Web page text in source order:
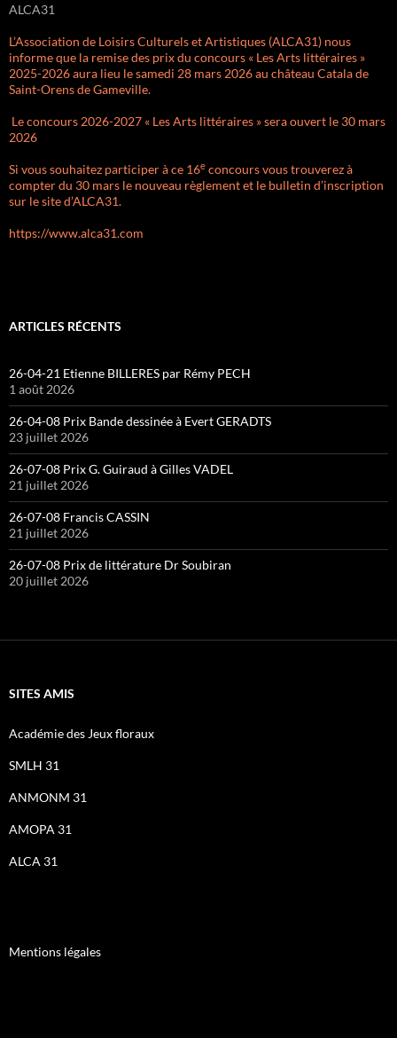
ALCA31
L’Association de Loisirs Culturels et Artistiques (ALCA31) nous
informe que la remise des prix du concours « Les Arts littéraires »
2025-2026 aura lieu le samedi 28 mars 2026 au château Catala de
Saint-Orens de Gameville.
Le concours 2026-2027 « Les Arts littéraires » sera ouvert le 30 mars
2026
Si vous souhaitez participer à ce 16e concours vous trouverez à
compter du 30 mars le nouveau règlement et le bulletin d’inscription
sur le site d’ALCA31.
https://www.alca31.com
ARTICLES RÉCENTS
26-04-21 Etienne BILLERES par Rémy PECH
1 août 2026
26-04-08 Prix Bande dessinée à Evert GERADTS
23 juillet 2026
26-07-08 Prix G. Guiraud à Gilles VADEL
21 juillet 2026
26-07-08 Francis CASSIN
21 juillet 2026
26-07-08 Prix de littérature Dr Soubiran
20 juillet 2026
SITES AMIS
Académie des Jeux floraux
SMLH 31
ANMONM 31
AMOPA 31
ALCA 31
Mentions légales